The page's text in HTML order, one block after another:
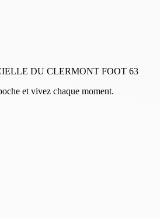
DU CLERMONT FOOT 63
et vivez chaque moment.